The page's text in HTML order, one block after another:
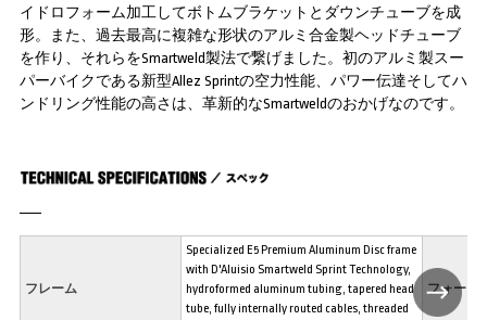
イドロフォーム加工してボトムブラケットとダウンチューブを成
形。また、過去最高に複雑な形状のアルミ合金製ヘッドチューブ
を作り、それらをSmartweld製法で繋げました。初のアルミ製スー
パーバイクである新型Allez Sprintの空力性能、パワー伝達そしてハ
ンドリング性能の高さは、革新的なSmartweldのおかげなのです。
フレーム
Specialized E5 Premium Aluminum Disc frame
with D'Aluisio Smartweld Sprint Technology,
hydroformed aluminum tubing, tapered head
tube, fully internally routed cables, threaded
フォーク